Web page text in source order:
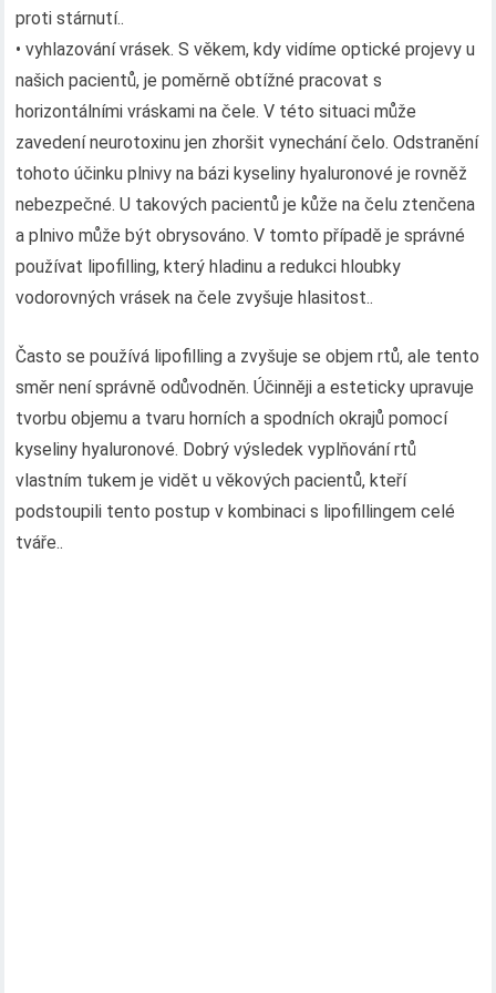
proti stárnutí..
• vyhlazování vrásek. S věkem, kdy vidíme optické projevy u
našich pacientů, je poměrně obtížné pracovat s
horizontálními vráskami na čele. V této situaci může
zavedení neurotoxinu jen zhoršit vynechání čelo. Odstranění
tohoto účinku plnivy na bázi kyseliny hyaluronové je rovněž
nebezpečné. U takových pacientů je kůže na čelu ztenčena
a plnivo může být obrysováno. V tomto případě je správné
používat lipofilling, který hladinu a redukci hloubky
vodorovných vrásek na čele zvyšuje hlasitost..
Často se používá lipofilling a zvyšuje se objem rtů, ale tento
směr není správně odůvodněn. Účinněji a esteticky upravuje
tvorbu objemu a tvaru horních a spodních okrajů pomocí
kyseliny hyaluronové. Dobrý výsledek vyplňování rtů
vlastním tukem je vidět u věkových pacientů, kteří
podstoupili tento postup v kombinaci s lipofillingem celé
tváře..